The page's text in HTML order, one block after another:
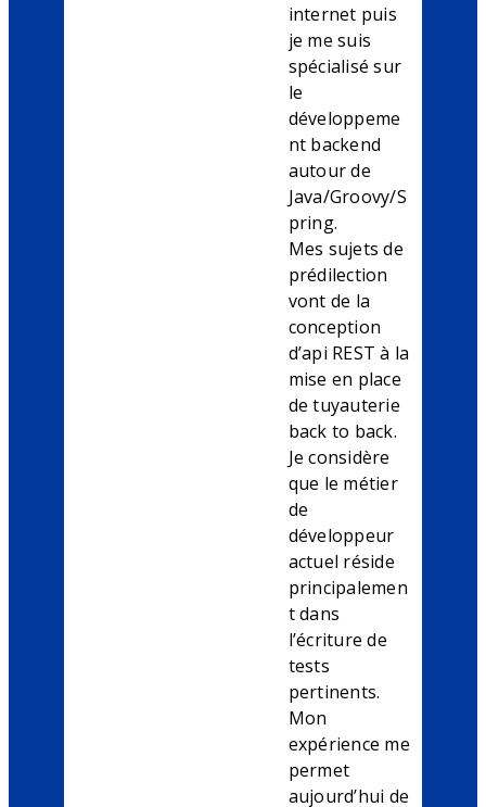
internet puis
je me suis
spécialisé sur
le
développeme
nt backend
autour de
Java/Groovy/S
pring.
Mes sujets de
prédilection
vont de la
conception
d’api REST à la
mise en place
de tuyauterie
back to back.
Je considère
que le métier
de
développeur
actuel réside
principalemen
t dans
l’écriture de
tests
pertinents.
Mon
expérience me
permet
aujourd’hui de